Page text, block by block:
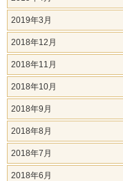
2019年3月
2018年12月
2018年11月
2018年10月
2018年9月
2018年8月
2018年7月
2018年6月